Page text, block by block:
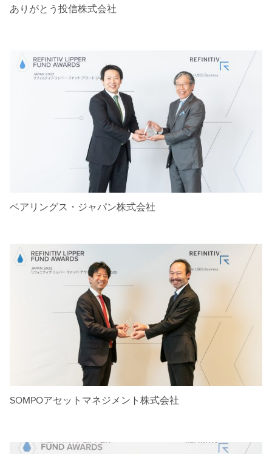
ありがとう投信株式会社
ベアリングス・ジャパン株式会社
SOMPOアセットマネジメント株式会社